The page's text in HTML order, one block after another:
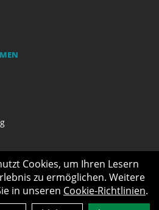
Cookies, um Ihren Lesern
zu ermöglichen. Weitere
in unseren Cookie-Richtlinien.